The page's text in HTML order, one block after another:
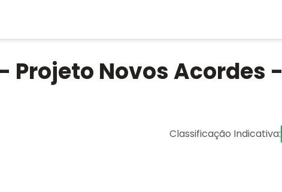
Projeto Novos Acordes -
Classificação Indicativa: